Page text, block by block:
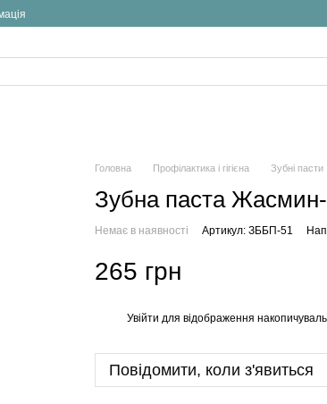
Головна Профілактика і гігієна Зубні пасти
Зубна паста
Немає в наявності Артикул: ЗББП-51
265 грн
Увійти для відображення
Повідомити, коли з'явиться